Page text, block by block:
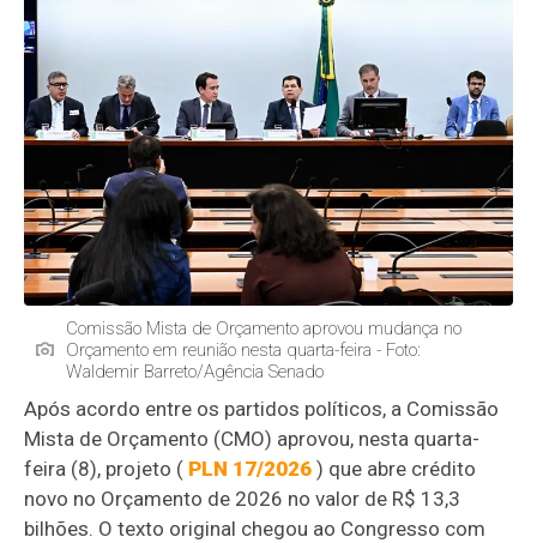
Comissão Mista de Orçamento aprovou mudança no
Orçamento em reunião nesta quarta-feira - Foto:
Waldemir Barreto/Agência Senado
Após acordo entre os partidos políticos, a Comissão
Mista de Orçamento (CMO) aprovou, nesta quarta-
feira (8), projeto ( PLN 17/2026 ) que abre crédito
novo no Orçamento de 2026 no valor de R$ 13,3
bilhões. O texto original chegou ao Congresso com